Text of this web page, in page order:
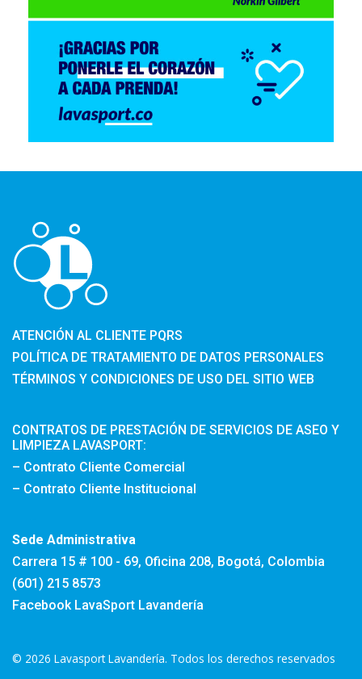
ATENCIÓN AL CLIENTE PQRS
POLÍTICA DE TRATAMIENTO DE DATOS PERSONALES
TÉRMINOS Y CONDICIONES DE USO DEL SITIO WEB
CONTRATOS DE PRESTACIÓN DE SERVICIOS DE ASEO Y
LIMPIEZA LAVASPORT:
– Contrato Cliente Comercial
– Contrato Cliente Institucional
Sede Administrativa
Carrera 15 # 100 - 69, Oficina 208, Bogotá, Colombia
(601) 215 8573
Facebook LavaSport Lavandería
© 2026 Lavasport Lavandería. Todos los derechos reservados